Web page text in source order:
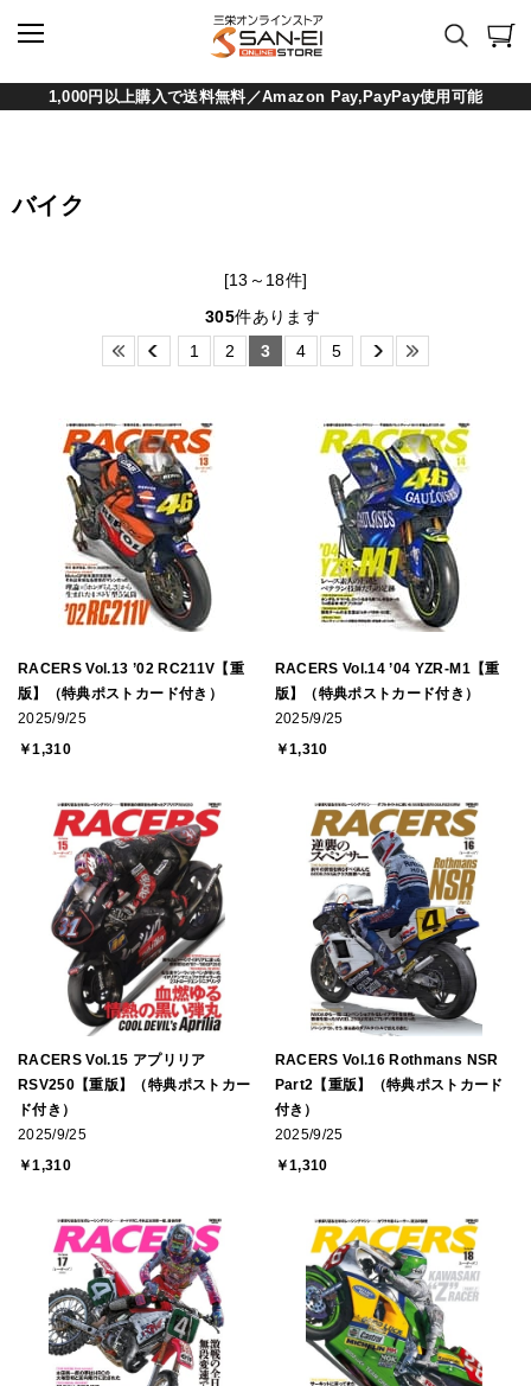
1,000円以上購入で送料無料／Amazon Pay,PayPay使用可能
バイク
[13～18件]
305件あります
1
2 3 4 5
RACERS Vol.13 ’02 RC211V【重
版】（特典ポストカード付き）
2025/9/25
￥1,310
RACERS Vol.14 ’04 YZR-M1【重
版】（特典ポストカード付き）
2025/9/25
￥1,310
RACERS Vol.15 アプリリア
RSV250【重版】（特典ポストカー
ド付き）
2025/9/25
￥1,310
RACERS Vol.16 Rothmans NSR
Part2【重版】（特典ポストカード
付き）
2025/9/25
￥1,310